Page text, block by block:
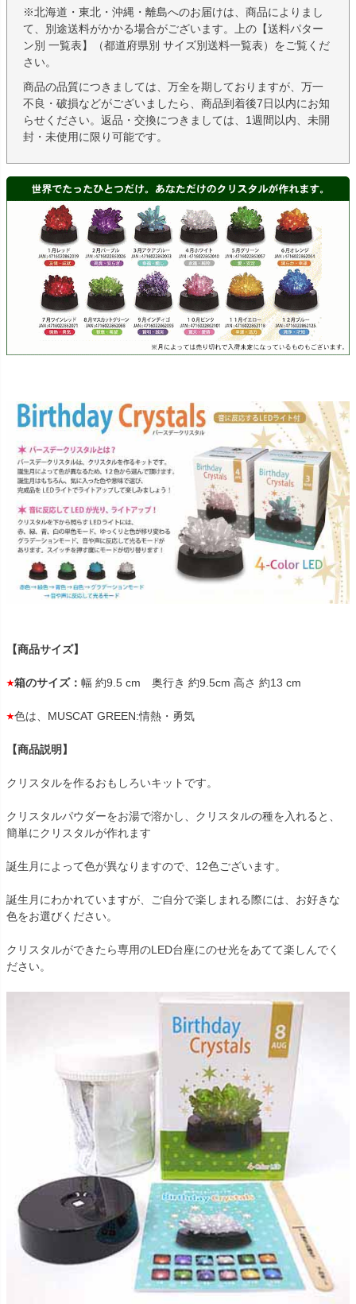
※北海道・東北・沖縄・離島へのお届けは、商品によりまし
て、別途送料がかかる場合がございます。上の【送料パター
ン別 一覧表】（都道府県別 サイズ別送料一覧表）をご覧くだ
さい。
商品の品質につきましては、万全を期しておりますが、万一
不良・破損などがございましたら、商品到着後7日以内にお知
らせください。返品・交換につきましては、1週間以内、未開
封・未使用に限り可能です。
【商品サイズ】
箱のサイズ： 幅 約9.5 cm 奥行き 約9.5cm 高さ 約13 cm
色は、MUSCAT GREEN:情熱・勇気
【商品説明】
クリスタルを作るおもしろいキットです。
クリスタルパウダーをお湯で溶かし、クリスタルの種を入れると、
簡単にクリスタルが作れます
誕生月によって色が異なりますので、12色ございます。
誕生月にわかれていますが、ご自分で楽しまれる際には、お好きな
色をお選びください。
クリスタルができたら専用のLED台座にのせ光をあてて楽しんでく
ださい。